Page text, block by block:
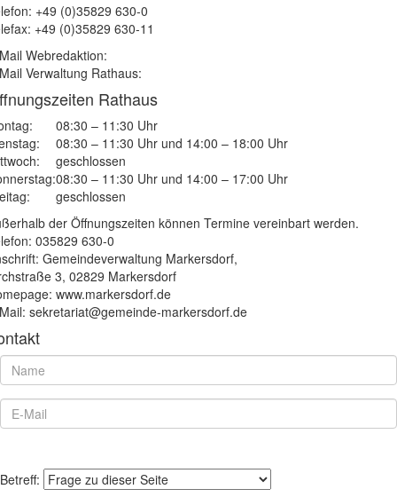
+49 (0)35829 630-0
+49 (0)35829 630-11
Webredaktion:
Verwaltung Rathaus:
Rathaus
08:30 – 11:30 Uhr
08:30 – 11:30 Uhr und 14:00 – 18:00 Uhr
geschlossen
08:30 – 11:30 Uhr und 14:00 – 17:00 Uhr
geschlossen
der Öffnungszeiten können Termine vereinbart werden.
035829 630-0
Gemeindeverwaltung Markersdorf,
3, 02829 Markersdorf
www.markersdorf.de
sekretariat@gemeinde-markersdorf.de
Betreff: